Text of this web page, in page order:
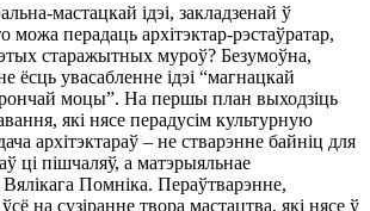
мастацкай ідэі, закладзенай ў
можа перадаць архітэктар-рэстаўратар,
старажытных муроў? Безумоўна,
ёсць увасабленне ідэі “магнацкай
моцы”. На першы план выходзіць
які нясе перадусім культурную
архітэктараў – не стварэнне байніц для
ці пішчаляў, а матэрыяльнае
Вялікага Помніка. Пераўтварэнне,
на сузіранне твора мастацтва, які нясе ў